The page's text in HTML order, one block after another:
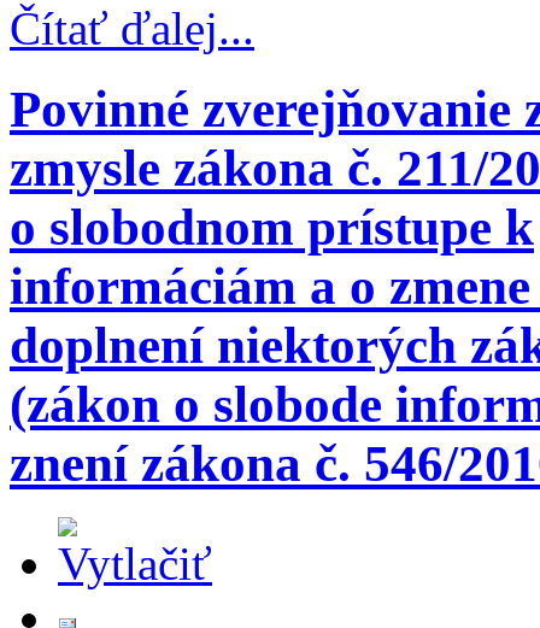
Čítať ďalej...
Povinné zverejňovanie
zmysle zákona č. 211/
o slobodnom prístupe k
informáciám a o zmene
doplnení niektorých
(zákon o slobode
znení zákona č. 546/